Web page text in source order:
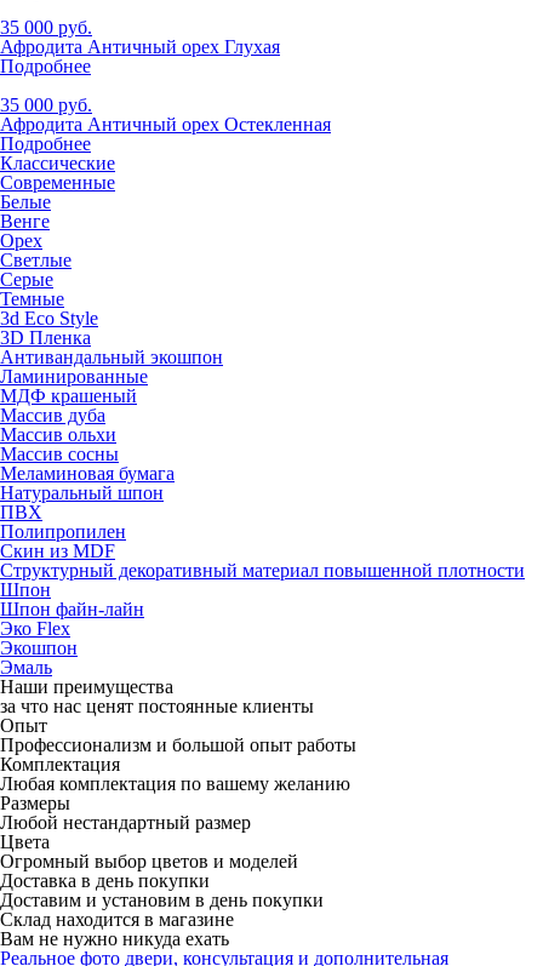
35 000 руб.
Афродита Античный орех Глухая
Подробнее
35 000 руб.
Афродита Античный орех Остекленная
Подробнее
Классические
Современные
Белые
Венге
Орех
Светлые
Серые
Темные
3d Eco Style
3D Пленка
Антивандальный экошпон
Ламинированные
МДФ крашеный
Массив дуба
Массив ольхи
Массив сосны
Меламиновая бумага
Натуральный шпон
ПВХ
Полипропилен
Скин из MDF
Структурный декоративный материал повышенной плотности
Шпон
Шпон файн-лайн
Эко Flex
Экошпон
Эмаль
Наши преимущества
за что нас ценят постоянные клиенты
Опыт
Профессионализм и большой опыт работы
Комплектация
Любая комплектация по вашему желанию
Размеры
Любой нестандартный размер
Цвета
Огромный выбор цветов и моделей
Доставка в день покупки
Доставим и установим в день покупки
Склад находится в магазине
Вам не нужно никуда ехать
Реальное фото двери, консультация и дополнительная